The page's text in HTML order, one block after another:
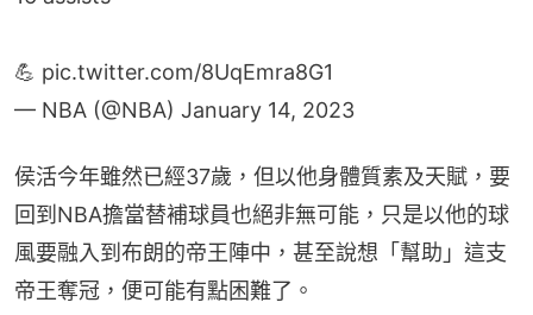
💪 pic.twitter.com/8UqEmra8G1
— NBA (@NBA) January 14, 2023
侯活今年雖然已經37歲，但以他身體質素及天賦，要
回到NBA擔當替補球員也絕非無可能，只是以他的球
風要融入到布朗的帝王陣中，甚至說想「幫助」這支
帝王奪冠，便可能有點困難了。